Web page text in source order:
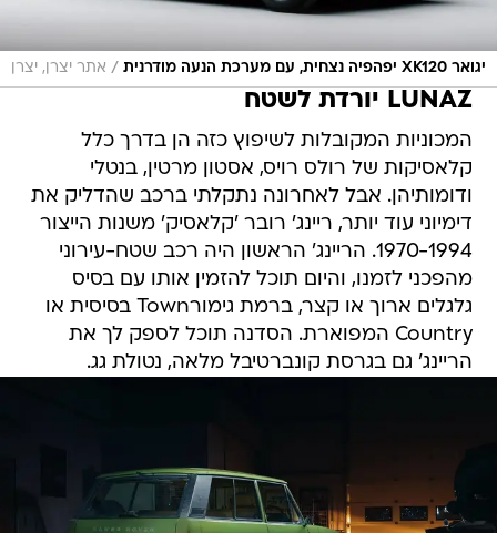
יגואר XK120 יפהפיה נצחית, עם מערכת הנעה מודרנית / אתר יצרן, יצרן
LUNAZ יורדת לשטח
המכוניות המקובלות לשיפוץ כזה הן בדרך כלל
קלאסיקות של רולס רויס, אסטון מרטין, בנטלי
ודומותיהן. אבל לאחרונה נתקלתי ברכב שהדליק את
דימיוני עוד יותר, ריינג' רובר 'קלאסיק' משנות הייצור
1970-1994. הריינג' הראשון היה רכב שטח-עירוני
מהפכני לזמנו, והיום תוכל להזמין אותו עם בסיס
גלגלים ארוך או קצר, ברמת גימורTown בסיסית או
Country המפוארת. הסדנה תוכל לספק לך את
הריינג' גם בגרסת קונברטיבל מלאה, נטולת גג.